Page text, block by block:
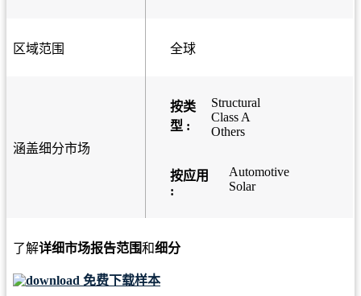
区域范围 全球
涵盖细分市场
按类
型 :
Structural
Class A
Others
按应用
:
Automotive
Solar
了解详细市场报告范围和细分
免费下载样本